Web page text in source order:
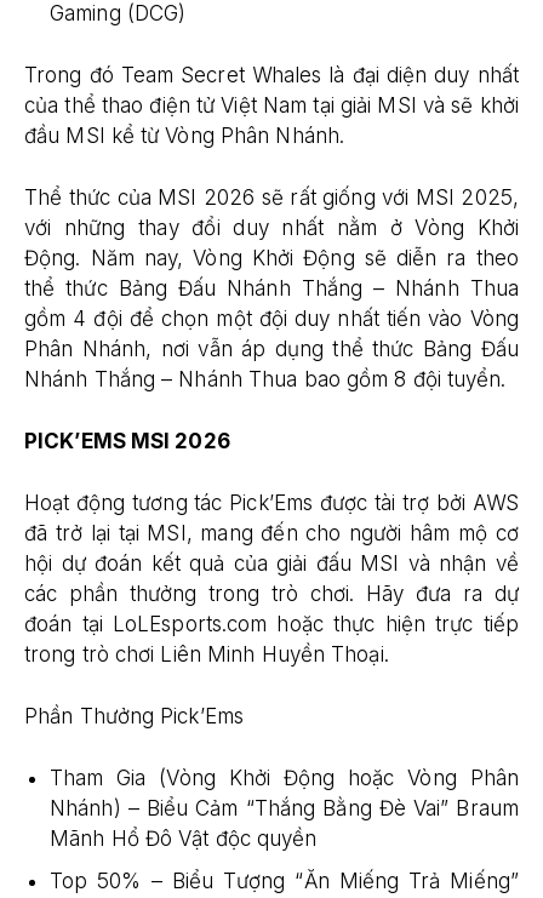
Gaming (DCG)
Trong đó Team Secret Whales là đại diện duy nhất
của thể thao điện tử Việt Nam tại giải MSI và sẽ khởi
đầu MSI kể từ Vòng Phân Nhánh.
Thể thức của MSI 2026 sẽ rất giống với MSI 2025,
với những thay đổi duy nhất nằm ở Vòng Khởi
Động. Năm nay, Vòng Khởi Động sẽ diễn ra theo
thể thức Bảng Đấu Nhánh Thắng – Nhánh Thua
gồm 4 đội để chọn một đội duy nhất tiến vào Vòng
Phân Nhánh, nơi vẫn áp dụng thể thức Bảng Đấu
Nhánh Thắng – Nhánh Thua bao gồm 8 đội tuyển.
PICK’EMS MSI 2026
Hoạt động tương tác Pick’Ems được tài trợ bởi AWS
đã trở lại tại MSI, mang đến cho người hâm mộ cơ
hội dự đoán kết quả của giải đấu MSI và nhận về
các phần thưởng trong trò chơi. Hãy đưa ra dự
đoán tại LoLEsports.com hoặc thực hiện trực tiếp
trong trò chơi Liên Minh Huyền Thoại.
Phần Thưởng Pick’Ems
Tham Gia (Vòng Khởi Động hoặc Vòng Phân
Nhánh) – Biểu Cảm “Thắng Bằng Đè Vai” Braum
Mãnh Hổ Đô Vật độc quyền
Top 50% – Biểu Tượng “Ăn Miếng Trả Miếng”